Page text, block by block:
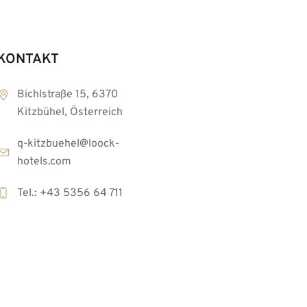
Bichlstraße 15, 6370
Kitzbühel, Österreich
q-kitzbuehel@loock-
hotels.com
Tel.: +43 5356 64 711